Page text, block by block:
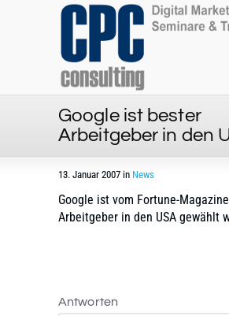
Google ist bester
Arbeitgeber in den
13. Januar 2007 in News
Google ist vom Fortune-
Arbeitgeber in den USA gewählt
Antworten